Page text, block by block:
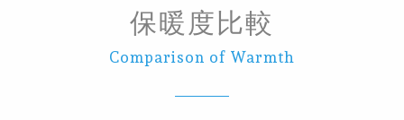
保暖度比較
Comparison of Warmth